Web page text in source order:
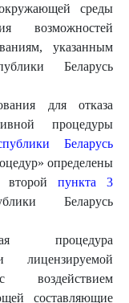
среды
возможностей
указанным
Беларусь
для отказа
процедуры
Беларусь
определены
второй пункта 3
Беларусь
процедура
лицензируемой
воздействием
составляющие